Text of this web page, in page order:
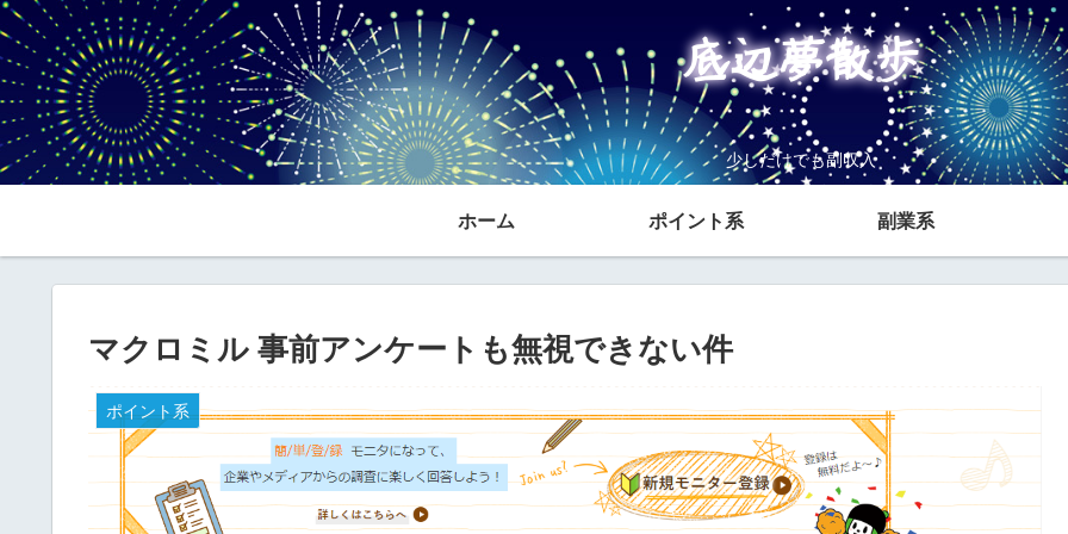
少しだけでも副収入
ホーム ポイント系 副業系
マクロミル 事前アンケートも無視できない件
ポイント系